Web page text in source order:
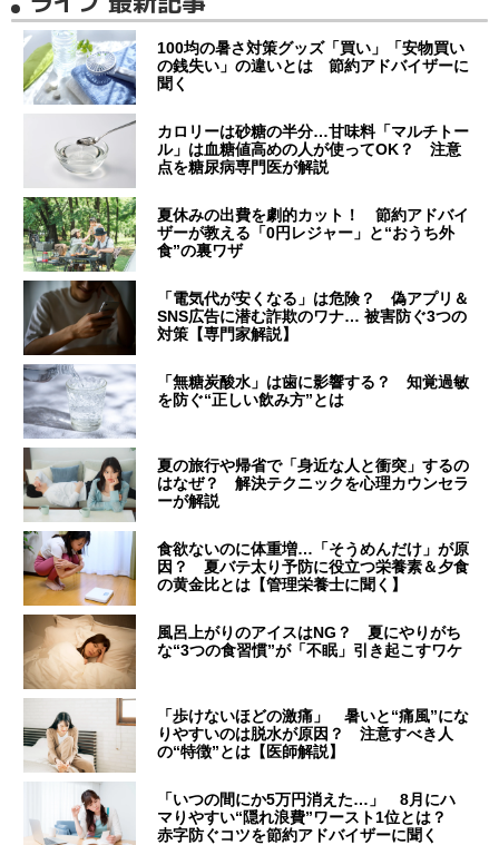
100均の暑さ対策グッズ「買い」「安物買い
の銭失い」の違いとは 節約アドバイザーに
聞く
カロリーは砂糖の半分…甘味料「マルチトー
ル」は血糖値高めの人が使ってOK？ 注意
点を糖尿病専門医が解説
夏休みの出費を劇的カット！ 節約アドバイ
ザーが教える「0円レジャー」と“おうち外
食”の裏ワザ
「電気代が安くなる」は危険？ 偽アプリ＆
SNS広告に潜む詐欺のワナ… 被害防ぐ3つの
対策【専門家解説】
「無糖炭酸水」は歯に影響する？ 知覚過敏
を防ぐ“正しい飲み方”とは
夏の旅行や帰省で「身近な人と衝突」するの
はなぜ？ 解決テクニックを心理カウンセラ
ーが解説
食欲ないのに体重増…「そうめんだけ」が原
因？ 夏バテ太り予防に役立つ栄養素＆夕食
の黄金比とは【管理栄養士に聞く】
風呂上がりのアイスはNG？ 夏にやりがち
な“3つの食習慣”が「不眠」引き起こすワケ
「歩けないほどの激痛」 暑いと“痛風”にな
りやすいのは脱水が原因？ 注意すべき人
の“特徴”とは【医師解説】
「いつの間にか5万円消えた…」 8月にハ
マりやすい“隠れ浪費”ワースト1位とは？
赤字防ぐコツを節約アドバイザーに聞く